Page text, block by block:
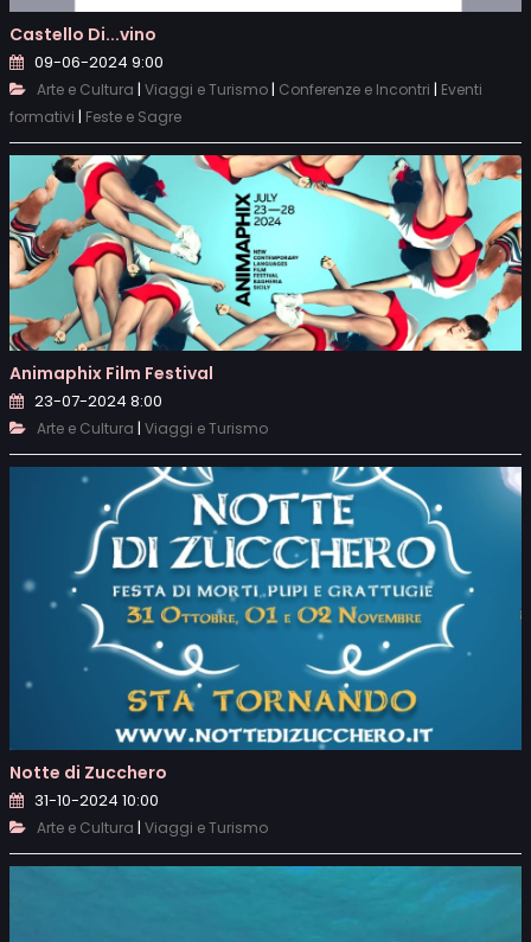
Castello Di...vino
09-06-2024 9:00
Arte e Cultura | Viaggi e Turismo| Conferenze e Incontri | Eventi
formativi | Feste e Sagre
Animaphix Film Festival
23-07-2024 8:00
Arte e Cultura | Viaggi e Turismo
Notte di Zucchero
31-10-2024 10:00
Arte e Cultura | Viaggi e Turismo